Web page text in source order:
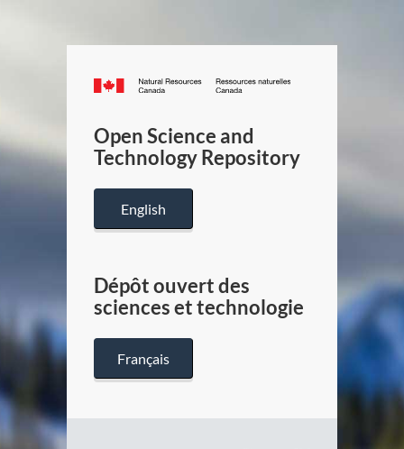
Canada.ca
/
Canada
Open Science and
Technology Repository
English
Dépôt ouvert des
sciences et technologie
Français